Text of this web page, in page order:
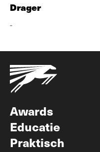
Drager
-
Awards
Educatie
Praktisch